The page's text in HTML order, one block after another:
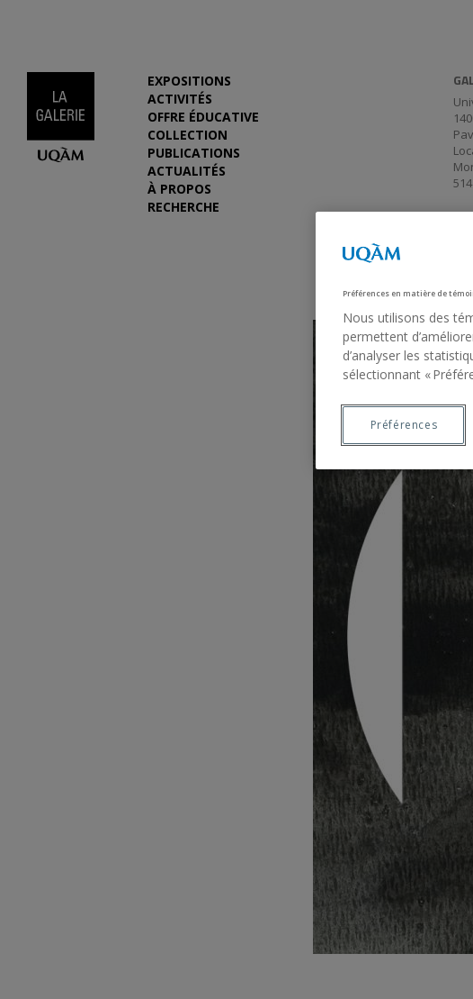
EXPOSITIONS
ACTIVITÉS
OFFRE ÉDUCATIVE
COLLECTION
PUBLICATIONS
ACTUALITÉS
À PROPOS
RECHERCHE
Préférences en matière de
Nous utilisons des
permettent
d’analyser les
sélectionnant «
Préférences